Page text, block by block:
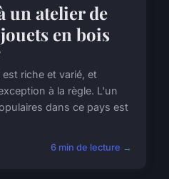
un atelier de
en bois
riche et varié, et
à la règle. L'un
dans ce pays est
6 min de lecture →